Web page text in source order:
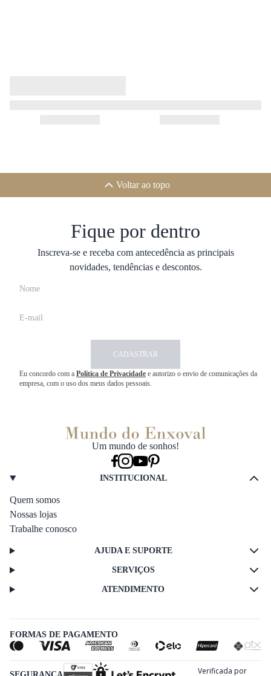
Voltar ao topo
Fique por dentro
Inscreva-se e receba com antecedência as principais
novidades, tendências e descontos.
CADASTRAR
Eu concordo com a Política de Privacidade e autorizo o envio de comunicações da
empresa, com o uso dos meus dados pessoais.
Um mundo de sonhos!
INSTITUCIONAL
Quem somos
Nossas lojas
Trabalhe conosco
AJUDA E SUPORTE
SERVIÇOS
ATENDIMENTO
FORMAS DE PAGAMENTO